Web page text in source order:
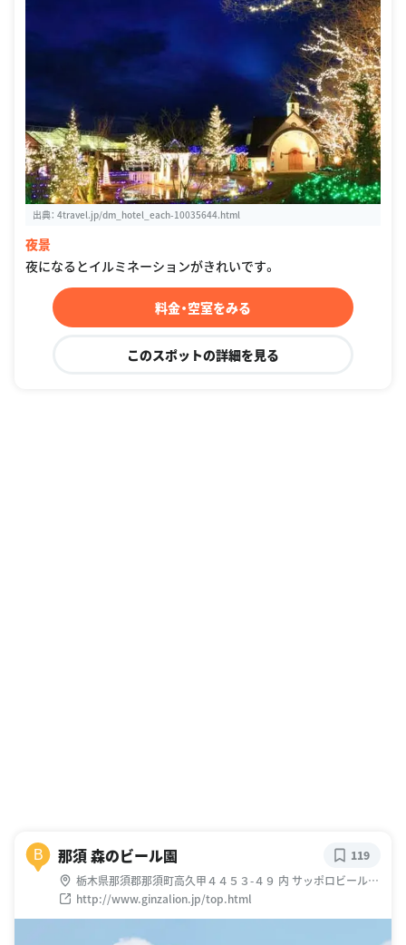
出典： 4travel.jp/dm_hotel_each-10035644.html
夜景
夜になるとイルミネーションがきれいです。
料金・空室をみる
このスポットの詳細を見る
B 那須 森のビール園
栃木県那須郡那須町高久甲４４５３-４９ 内 サッポロビール那
須工場
http://www.ginzalion.jp/top.html
119